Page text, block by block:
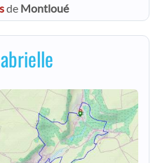
de Montloué